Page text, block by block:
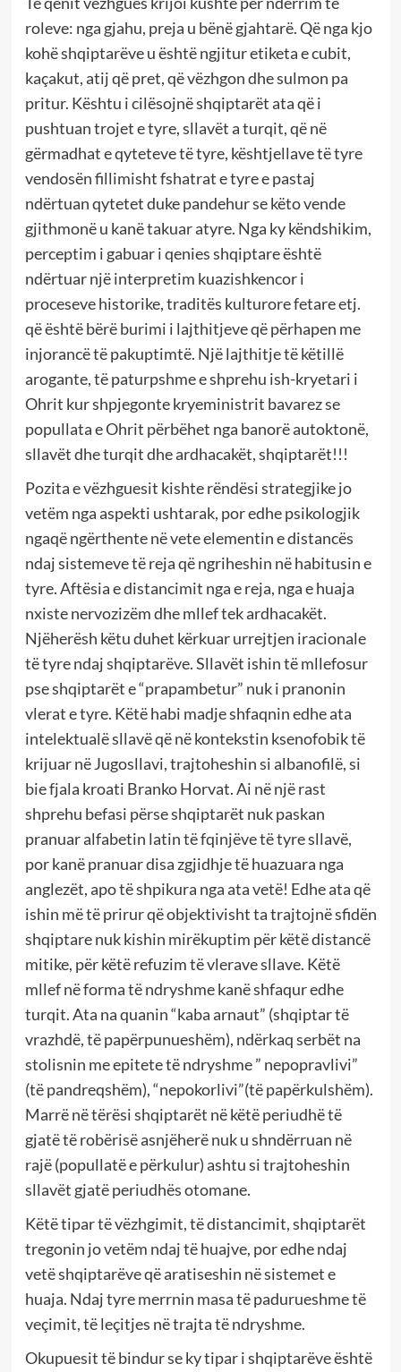
roleve: nga gjahu, preja u bënë gjahtarë. Që nga kjo
kohë shqiptarëve u është ngjitur etiketa e cubit,
kaçakut, atij që pret, që vëzhgon dhe sulmon pa
pritur. Kështu i cilësojnë shqiptarët ata që i
pushtuan trojet e tyre, sllavët a turqit, që në
gërmadhat e qyteteve të tyre, kështjellave të tyre
vendosën fillimisht fshatrat e tyre e pastaj
ndërtuan qytetet duke pandehur se këto vende
gjithmonë u kanë takuar atyre. Nga ky këndshikim,
perceptim i gabuar i qenies shqiptare është
ndërtuar një interpretim kuazishkencor i
proceseve historike, traditës kulturore fetare etj.
që është bërë burimi i lajthitjeve që përhapen me
injorancë të pakuptimtë. Një lajthitje të këtillë
arogante, të paturpshme e shprehu ish-kryetari i
Ohrit kur shpjegonte kryeministrit bavarez se
popullata e Ohrit përbëhet nga banorë autoktonë,
sllavët dhe turqit dhe ardhacakët, shqiptarët!!!
Pozita e vëzhguesit kishte rëndësi strategjike jo
vetëm nga aspekti ushtarak, por edhe psikologjik
ngaqë ngërthente në vete elementin e distancës
ndaj sistemeve të reja që ngriheshin në habitusin e
tyre. Aftësia e distancimit nga e reja, nga e huaja
nxiste nervozizëm dhe mllef tek ardhacakët.
Njëherësh këtu duhet kërkuar urrejtjen iracionale
të tyre ndaj shqiptarëve. Sllavët ishin të mllefosur
pse shqiptarët e “prapambetur” nuk i pranonin
vlerat e tyre. Këtë habi madje shfaqnin edhe ata
intelektualë sllavë që në kontekstin ksenofobik të
krijuar në Jugosllavi, trajtoheshin si albanofilë, si
bie fjala kroati Branko Horvat. Ai në një rast
shprehu befasi përse shqiptarët nuk paskan
pranuar alfabetin latin të fqinjëve të tyre sllavë,
por kanë pranuar disa zgjidhje të huazuara nga
anglezët, apo të shpikura nga ata vetë! Edhe ata që
ishin më të prirur që objektivisht ta trajtojnë sfidën
shqiptare nuk kishin mirëkuptim për këtë distancë
mitike, për këtë refuzim të vlerave sllave. Këtë
mllef në forma të ndryshme kanë shfaqur edhe
turqit. Ata na quanin “kaba arnaut” (shqiptar të
vrazhdë, të papërpunueshëm), ndërkaq serbët na
stolisnin me epitete të ndryshme ” nepopravlivi”
(të pandreqshëm), “nepokorlivi”(të papërkulshëm).
Marrë në tërësi shqiptarët në këtë periudhë të
gjatë të robërisë asnjëherë nuk u shndërruan në
rajë (popullatë e përkulur) ashtu si trajtoheshin
sllavët gjatë periudhës otomane.
Këtë tipar të vëzhgimit, të distancimit, shqiptarët
tregonin jo vetëm ndaj të huajve, por edhe ndaj
vetë shqiptarëve që aratiseshin në sistemet e
huaja. Ndaj tyre merrnin masa të padurueshme të
veçimit, të leçitjes në trajta të ndryshme.
Okupuesit të bindur se ky tipar i shqiptarëve është